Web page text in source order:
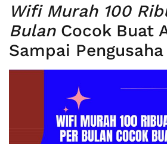
Wifi Murah 100
BulanCocok Buat
Sampai